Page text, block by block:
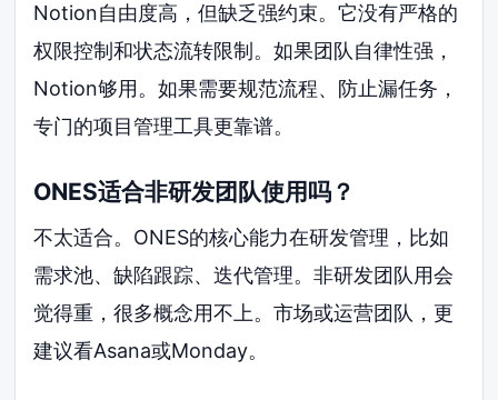
Notion自由度高，但缺乏强约束。它没有严格的
权限控制和状态流转限制。如果团队自律性强，
Notion够用。如果需要规范流程、防止漏任务，
专门的项目管理工具更靠谱。
ONES适合非研发团队使用吗？
不太适合。ONES的核心能力在研发管理，比如
需求池、缺陷跟踪、迭代管理。非研发团队用会
觉得重，很多概念用不上。市场或运营团队，更
建议看Asana或Monday。